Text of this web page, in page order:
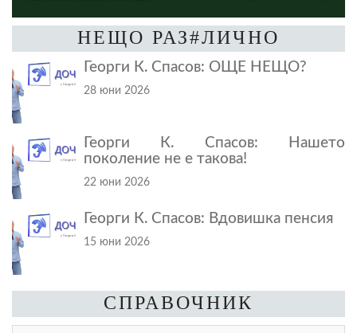
НЕЩО РАЗ#ЛИЧНО
Георги К. Спасов: ОЩЕ НЕЩО?
28 юни 2026
Георги К. Спасов: Нашето
поколение не е такова!
22 юни 2026
Георги К. Спасов: Вдовишка пенсия
15 юни 2026
СПРАВОЧНИК